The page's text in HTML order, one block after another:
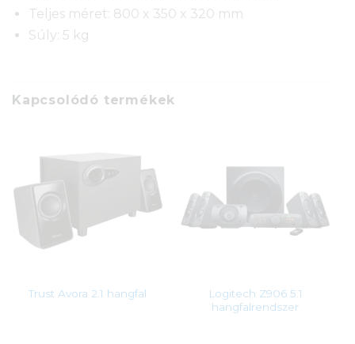
Teljes méret: 800 x 350 x 320 mm
Súly: 5 kg
Kapcsolódó termékek
Trust Avora 2.1 hangfal
Logitech Z906 5.1
hangfalrendszer